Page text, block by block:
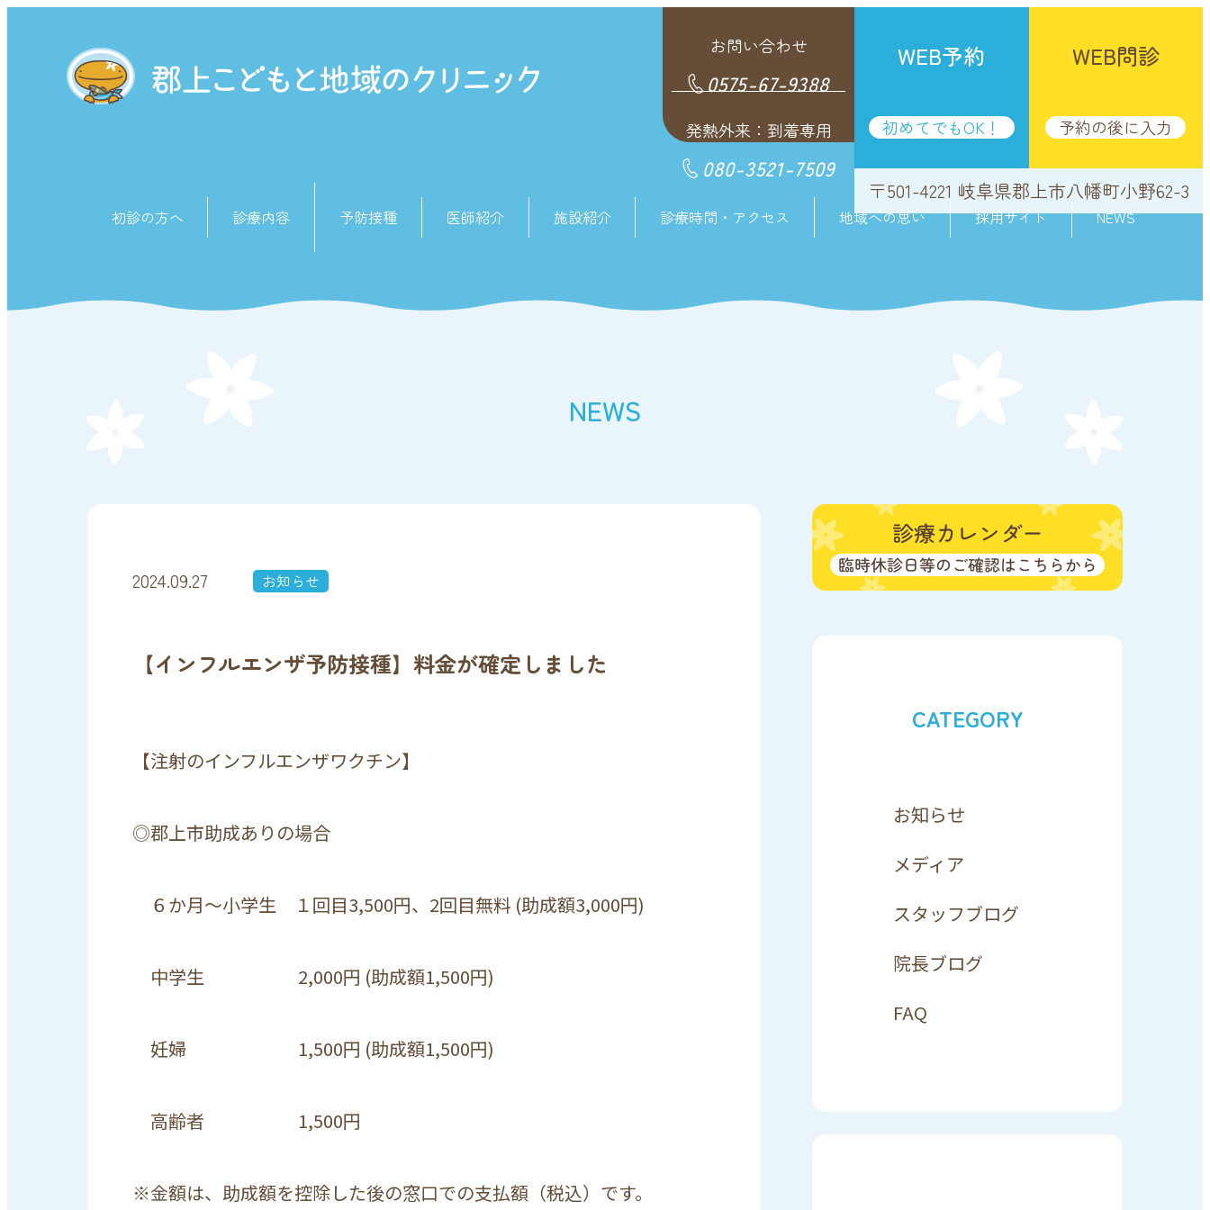
お問い合わせ
0575-67-9388
発熱外来：到着専用
080-3521-7509
WEB予約
初めてでもOK！
WEB問診
予約の後に入力
〒501-4221 岐阜県郡上市八幡町小野62-3
初診の方へ 診療内容 予防接種 医師紹介 施設紹介 診療時間・アクセス 地域への思い 採用サイト NEWS
NEWS
2024.09.27 お知らせ
【インフルエンザ予防接種】料金が確定しました
【注射のインフルエンザワクチン】
◎郡上市助成ありの場合
６か月～小学生 １回目3,500円、 2回目無料 (助成額3,000円)
中学生 2,000円 (助成額1,500円)
妊婦 1,500円 (助成額1,500円)
高齢者 1,500円
※金額は、助成額を控除した後の窓口での支払額（税込）です。
CATEGORY
お知らせ
メディア
スタッフブログ
院長ブログ
FAQ